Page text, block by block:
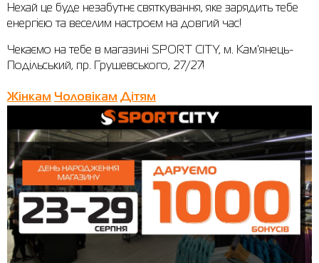
Спідниці
Nike
Radder
Нехай це буде незабутнє святкування, яке зарядить тебе
енергією та веселим настроєм на довгий час!
Чекаємо на тебе в магазині SPORT CITY, м. Кам'янець-
Подільський, пр. Грушевського, 27/27!
Жінкам Чоловікам Дітям